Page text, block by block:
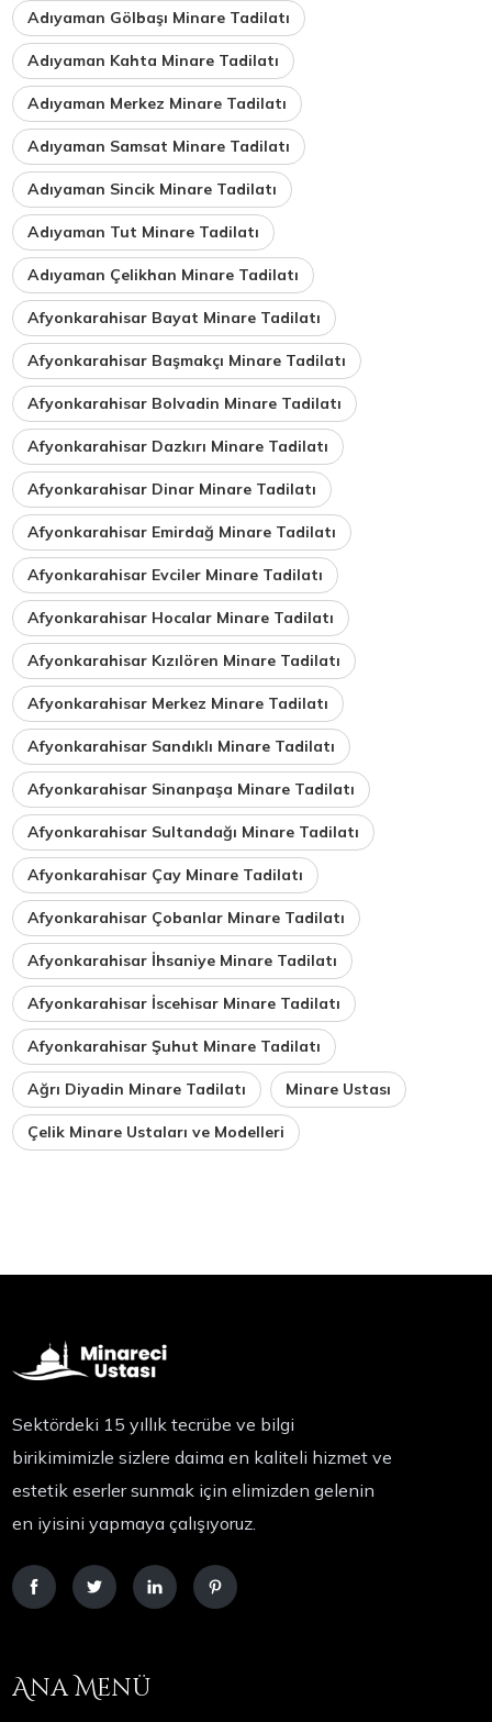
Adıyaman Gölbaşı Minare Tadilatı
Adıyaman Kahta Minare Tadilatı
Adıyaman Merkez Minare Tadilatı
Adıyaman Samsat Minare Tadilatı
Adıyaman Sincik Minare Tadilatı
Adıyaman Tut Minare Tadilatı
Adıyaman Çelikhan Minare Tadilatı
Afyonkarahisar Bayat Minare Tadilatı
Afyonkarahisar Başmakçı Minare Tadilatı
Afyonkarahisar Bolvadin Minare Tadilatı
Afyonkarahisar Dazkırı Minare Tadilatı
Afyonkarahisar Dinar Minare Tadilatı
Afyonkarahisar Emirdağ Minare Tadilatı
Afyonkarahisar Evciler Minare Tadilatı
Afyonkarahisar Hocalar Minare Tadilatı
Afyonkarahisar Kızılören Minare Tadilatı
Afyonkarahisar Merkez Minare Tadilatı
Afyonkarahisar Sandıklı Minare Tadilatı
Afyonkarahisar Sinanpaşa Minare Tadilatı
Afyonkarahisar Sultandağı Minare Tadilatı
Afyonkarahisar Çay Minare Tadilatı
Afyonkarahisar Çobanlar Minare Tadilatı
Afyonkarahisar İhsaniye Minare Tadilatı
Afyonkarahisar İscehisar Minare Tadilatı
Afyonkarahisar Şuhut Minare Tadilatı
Ağrı Diyadin Minare Tadilatı Minare Ustası
Çelik Minare Ustaları ve Modelleri
Sektördeki 15 yıllık tecrübe ve bilgi
birikimimizle sizlere daima en kaliteli hizmet ve
estetik eserler sunmak için elimizden gelenin
en iyisini yapmaya çalışıyoruz.
Ana Menü